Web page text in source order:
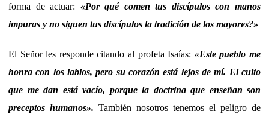
forma de actuar: «Por qué comen tus discípulos con manos
impuras y no siguen tus discípulos la tradición de los mayores?»
El Señor les responde citando al profeta Isaías: «Este pueblo me
honra con los labios, pero su corazón está lejos de mí. El culto
que me dan está vacío, porque la doctrina que enseñan son
preceptos humanos». También nosotros tenemos el peligro de